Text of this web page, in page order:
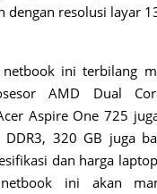
dengan resolusi layar
ini terbilang
AMD Dual
Aspire One 725
320 GB juga
dan harga
ini akan